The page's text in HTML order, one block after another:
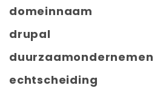
domeinnaam
drupal
duurzaamondernemen
echtscheiding